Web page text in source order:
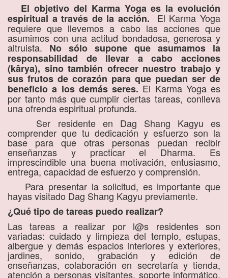
El objetivo del Karma Yoga es la evolución
espiritual a través de la acción. El Karma Yoga
requiere que llevemos a cabo las acciones que
asumimos con una actitud bondadosa, generosa y
altruista. No sólo supone que asumamos la
responsabilidad de llevar a cabo acciones
(kârya), sino también ofrecer nuestro trabajo y
sus frutos de corazón para que puedan ser de
beneficio a los demás seres. El Karma Yoga es
por tanto más que cumplir ciertas tareas, conlleva
una ofrenda espiritual profunda.
Ser residente en Dag Shang Kagyu es
comprender que tu dedicación y esfuerzo son la
base para que otras personas puedan recibir
enseñanzas y practicar el Dharma. Es
imprescindible una buena motivación, entusiasmo,
entrega, capacidad de esfuerzo y comprensión.
Para presentar la solicitud, es importante que
hayas visitado Dag Shang Kagyu previamente.
¿Qué tipo de tareas puedo realizar?
Las tareas a realizar por l@s residentes son
variadas: cuidado y limpieza del templo, estupas,
albergue y demás espacios interiores y exteriores,
jardines, sonido, grabación y edición de
enseñanzas, colaboración en secretaría y tienda,
atención a personas visitantes, soporte informático,